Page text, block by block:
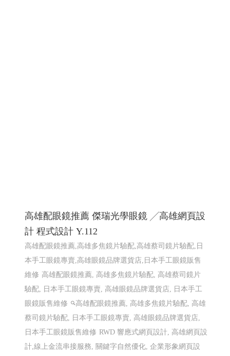
高雄配眼鏡推薦 傑瑞光學眼鏡 ╱高雄網頁設
計 程式設計 Y.112
高雄配眼鏡推薦,高雄多焦鏡片驗配,高雄蔡司鏡片驗配,日
本手工眼鏡專賣,高雄眼鏡品牌選貨店,日本手工眼鏡販售
維修 高雄配眼鏡推薦, 高雄多焦鏡片驗配, 高雄蔡司鏡片
驗配, 日本手工眼鏡專賣, 高雄眼鏡品牌選貨店, 日本手工
眼鏡販售維修
高雄配眼鏡推薦, 高雄多焦鏡片驗配, 高雄
蔡司鏡片驗配, 日本手工眼鏡專賣, 高雄眼鏡品牌選貨店,
日本手工眼鏡販售維修 RWD 響應式網頁設計, 高雄網頁設
計,線上金流串接服務, 關鍵字自然優化, 企業形象網頁設